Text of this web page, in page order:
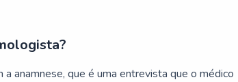
anamnese, que é uma entrevista que o médico